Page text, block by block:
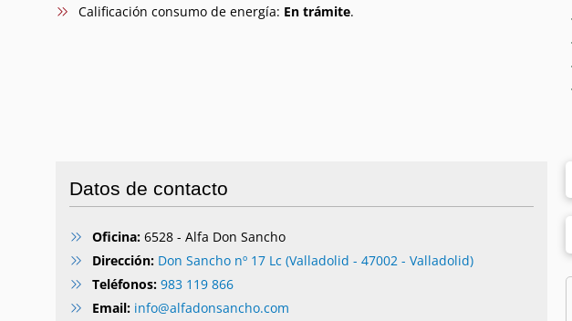
Calificación consumo de energía: En trámite.
Datos de contacto
Oficina: 6528 - Alfa Don Sancho
Dirección: Don Sancho nº 17 Lc (Valladolid - 47002 - Valladolid)
Teléfonos: 983 119 866
Email: info@alfadonsancho.com